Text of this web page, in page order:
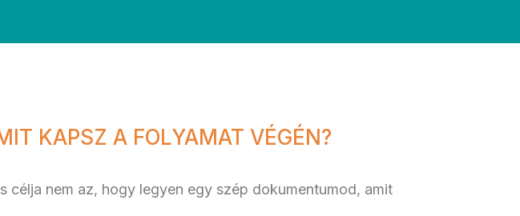
KAPSZ A FOLYAMAT VÉGÉN?
célja nem az, hogy legyen egy szép dokumentumod, amit